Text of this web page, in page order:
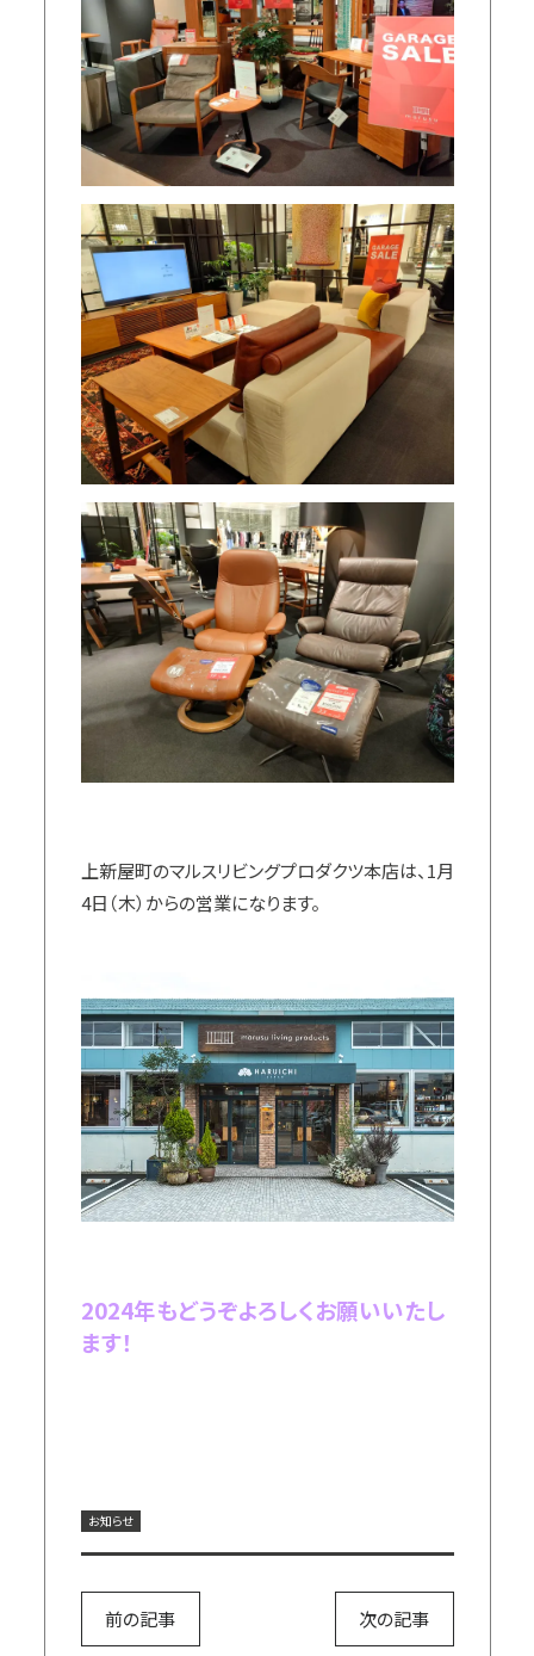
上新屋町のマルスリビングプロダクツ本店は、1月
4日（木）からの営業になります。
2024年もどうぞよろしくお願いいたし
ます！
お知らせ
前の記事 次の記事